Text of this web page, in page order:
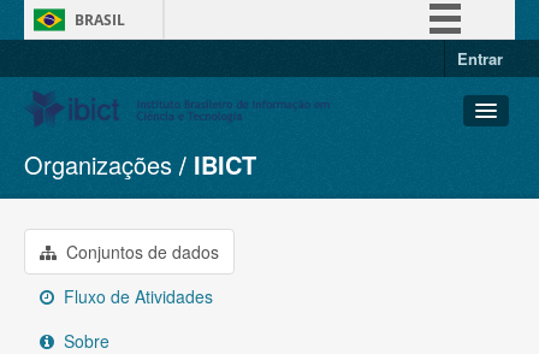
BRASIL
Entrar
Conjuntos de dados
Organizações
Grupos
Sobre
Organizações IBICT
Conjuntos de dados
Fluxo de Atividades
Sobre